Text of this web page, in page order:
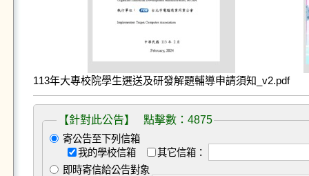
113年大專校院學生選送及研發解題輔導申請須知_v2.pdf
【針對此公告】 點擊數：4875
寄公告至下列信箱
我的學校信箱
其它信箱：
即時寄信給公告對象